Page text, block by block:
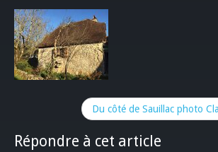
Du côté de Sauillac photo
Répondre à cet article